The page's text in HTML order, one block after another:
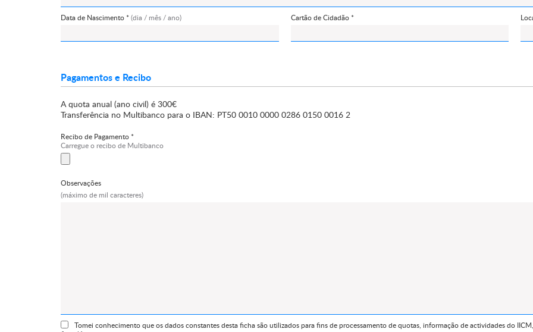
Data de Nascimento * (dia / mês / ano) Cartão de Cidadão *
Pagamentos e Recibo
A quota anual (ano civil) é 300€
Transferência no Multibanco para o IBAN: PT50 0010 0000 0286 0150 0016 2
Recibo de Pagamento *
Carregue o recibo de Multibanco
Observações
(máximo de mil caracteres)
Tomei conhecimento que os dados constantes desta ficha são utilizados para fins de processamento de quotas, informação de actividades do